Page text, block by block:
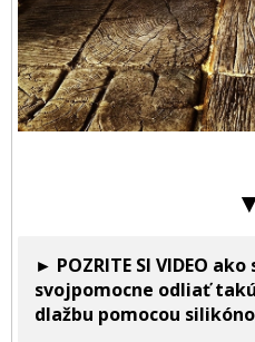
► POZRITE SI VIDEO
svojpomocne odliať
dlažbu pomocou